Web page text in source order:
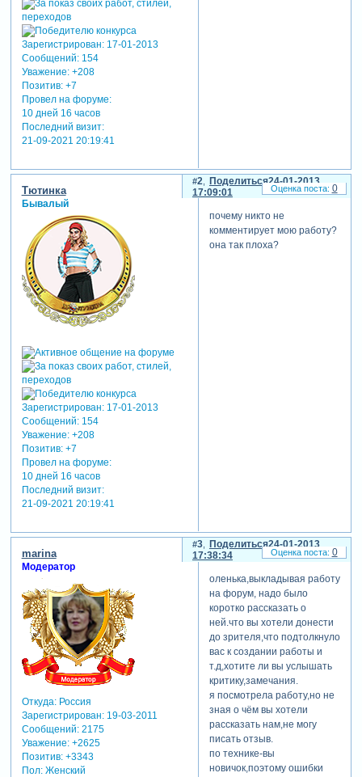
Зарегистрирован: 17-01-2013
Сообщений:154
Уважение: +208
Позитив: +7
Провел на форуме:
10 дней 16 часов
Последний визит:
21-09-2021 20:19:41
Поделиться
2
24-01-2013
17:09:01
Тютинка
Бывалый
Зарегистрирован: 17-01-2013
Сообщений:154
Уважение: +208
Позитив: +7
Провел на форуме:
10 дней 16 часов
Последний визит:
21-09-2021 20:19:41
почему никто не
комментирует мою работу?
она так плоха?
0
Поделиться
3
24-01-2013
17:38:34
marina
Модератор
Откуда:Россия
Зарегистрирован: 19-03-2011
Сообщений:2175
Уважение: +2625
Позитив: +3343
Пол:Женский
оленька,выкладывая работу
на форум, надо было
коротко рассказать о
ней.что вы хотели донести
до зрителя,что подтолкнуло
вас к создании работы и
т.д,хотите ли вы услышать
критику,замечания.
я посмотрела работу,но не
зная о чём вы хотели
рассказать нам,не могу
писать отзыв.
по технике-вы
новичок,поэтому ошибки
0